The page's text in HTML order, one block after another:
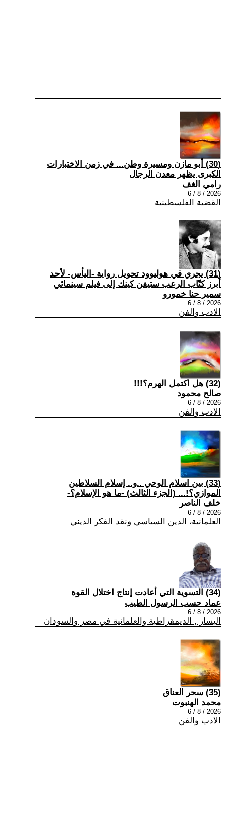
(30) أبو مازن ومسيرة وطن... في زمن الاختبارات
الكبرى يظهر معدن الرجال
رامي الغف
2026 / 8 / 6
القضية الفلسطينية
(31) يجري في هوليوود تحويل رواية -اليأس- لأحد
أبرز كتّاب الرعب ستيفن كينك إلى فيلم سينمائي
سمير حنا خمورو
2026 / 8 / 6
الادب والفن
(32) هل اكتمل الهرم؟!!!
صالح محمود
2026 / 8 / 6
الادب والفن
(33) بين اسلام الوحي ..و.. إسلام السلاطين
الموازي؟!... (الجزء الثالث) -ما هو الإسلام؟-
خلف الناصر
2026 / 8 / 6
العلمانية، الدين السياسي ونقد الفكر الديني
(34) التسوية التي أعادت إنتاج اختلال القوة
عماد حسب الرسول الطيب
2026 / 8 / 6
اليسار , الديمقراطية والعلمانية في مصر والسودان
(35) سحر العناق
محمد الهنبوت
2026 / 8 / 6
الادب والفن